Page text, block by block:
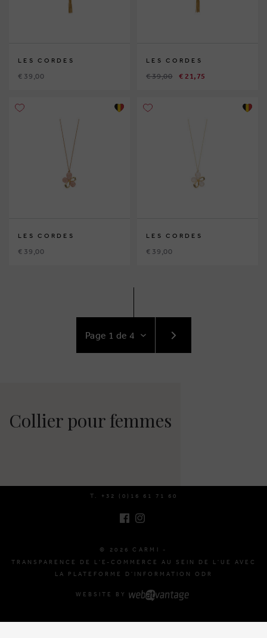
LES CORDES
€ 39,00
LES CORDES
€ 39,00 € 21,75
LES CORDES
€ 39,00
LES CORDES
€ 39,00
AU
SUIVANT
Collier pour femmes
T. +32 (0)16 61 71 60
© 2026 CARMI -
TRANSPARENCE DE L'E-COMMERCE AU SEIN DE L'UE AVEC
LA PLATEFORME D'INFORMATION ODR
WEBSITE BY